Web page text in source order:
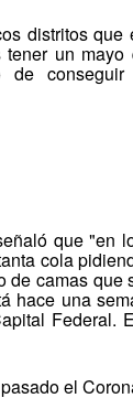
distritos que
tener un
de
que "en
cola
de camas que
hace una
Federal.
el